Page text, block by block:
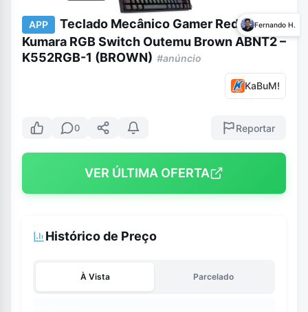
Fernando H.
APP
Teclado Mecânico Gamer Redragon
Kumara RGB Switch Outemu Brown ABNT2 –
K552RGB-1 (BROWN) #anúncio
KaBuM!
0 Reportar
VER ÚLTIMA OFERTA
Histórico de Preço
À Vista Parcelado